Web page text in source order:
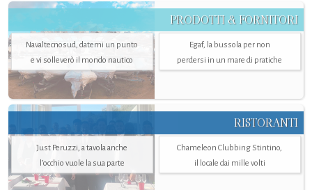
PRODOTTI & FORNITORI
Navaltecnosud, datemi un punto
e vi solleverò il mondo nautico
Egaf, la bussola per non
perdersi in un mare di pratiche
RISTORANTI
Just Peruzzi, a tavola anche
l’occhio vuole la sua parte
Chameleon Clubbing Stintino,
il locale dai mille volti